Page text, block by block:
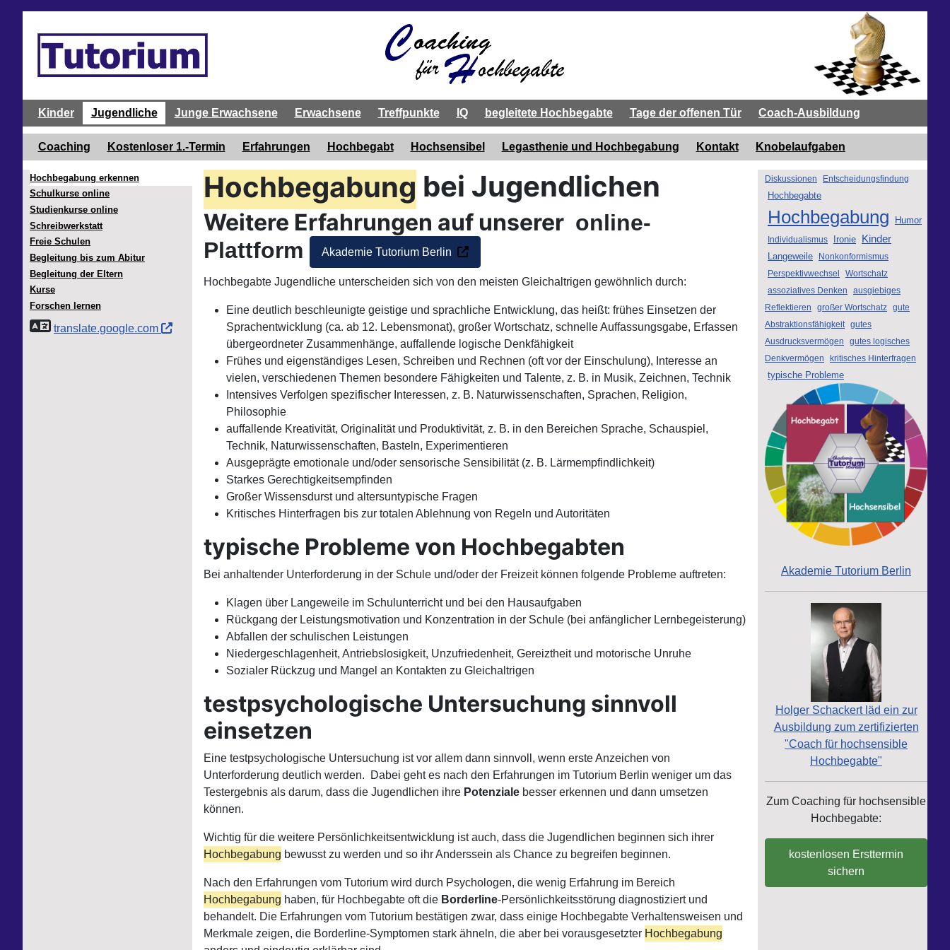
Kinder Jugendliche Junge Erwachsene Erwachsene Treffpunkte IQ begleitete Hochbegabte Tage der offenen Tür Coach-Ausbildung
Coaching Kostenloser 1.-Termin Erfahrungen Hochbegabt Hochsensibel Legasthenie und Hochbegabung Kontakt Knobelaufgaben
Hochbegabung bei Jugendlichen
Weitere Erfahrungen auf unserer online-
Plattform
Akademie Tutorium Berlin
Hochbegabte Jugendliche unterscheiden sich von den meisten Gleichaltrigen gewöhnlich durch:
Eine deutlich beschleunigte geistige und sprachliche Entwicklung, das heißt: frühes Einsetzen der
Sprachentwicklung (ca. ab 12. Lebensmonat), großer Wortschatz, schnelle Auffassungsgabe, Erfassen
übergeordneter Zusammenhänge, auffallende logische Denkfähigkeit
Frühes und eigenständiges Lesen, Schreiben und Rechnen (oft vor der Einschulung), Interesse an
vielen, verschiedenen Themen besondere Fähigkeiten und Talente, z. B. in Musik, Zeichnen, Technik
Intensives Verfolgen spezifischer Interessen, z. B. Naturwissenschaften, Sprachen, Religion,
Philosophie
auffallende Kreativität, Originalität und Produktivität, z. B. in den Bereichen Sprache, Schauspiel,
Technik, Naturwissenschaften, Basteln, Experimentieren
Ausgeprägte emotionale und/oder sensorische Sensibilität (z. B. Lärmempfindlichkeit)
Starkes Gerechtigkeitsempfinden
Großer Wissensdurst und altersuntypische Fragen
Kritisches Hinterfragen bis zur totalen Ablehnung von Regeln und Autoritäten
typische Probleme von Hochbegabten
Bei anhaltender Unterforderung in der Schule und/oder der Freizeit können folgende Probleme auftreten:
Klagen über Langeweile im Schulunterricht und bei den Hausaufgaben
Rückgang der Leistungsmotivation und Konzentration in der Schule (bei anfänglicher Lernbegeisterung)
Abfallen der schulischen Leistungen
Niedergeschlagenheit, Antriebslosigkeit, Unzufriedenheit, Gereiztheit und motorische Unruhe
Sozialer Rückzug und Mangel an Kontakten zu Gleichaltrigen
testpsychologische Untersuchung sinnvoll
einsetzen
Eine testpsychologische Untersuchung ist vor allem dann sinnvoll, wenn erste Anzeichen von
Unterforderung deutlich werden. Dabei geht es nach den Erfahrungen im Tutorium Berlin weniger um das
Testergebnis als darum, dass die Jugendlichen ihre Potenziale besser erkennen und dann umsetzen
können.
Wichtig für die weitere Persönlichkeitsentwicklung ist auch, dass die Jugendlichen beginnen sich ihrer
Hochbegabung bewusst zu werden und so ihr Anderssein als Chance zu begreifen beginnen.
Nach den Erfahrungen vom Tutorium wird durch Psychologen, die wenig Erfahrung im Bereich
Hochbegabung haben, für Hochbegabte oft die Borderline-Persönlichkeitsstörung diagnostiziert und
behandelt. Die Erfahrungen vom Tutorium bestätigen zwar, dass einige Hochbegabte Verhaltensweisen und
Merkmale zeigen, die Borderline-Symptomen stark ähneln, die aber bei vorausgesetzter Hochbegabung
Hochbegabung erkennen
Schulkurse online
Studienkurse online
Schreibwerkstatt
Freie Schulen
Begleitung bis zum Abitur
Begleitung der Eltern
Kurse
Forschen lernen
translate.google.com
Diskussionen Entscheidungsfindung
Hochbegabte
Hochbegabung Humor
Individualismus Ironie Kinder
Langeweile
Nonkonformismus
Perspektivwechsel
Wortschatz
assoziatives Denken
ausgiebiges
Reflektieren
großer Wortschatz gute
Abstraktionsfähigkeit gutes
Ausdrucksvermögen
gutes logisches
Denkvermögen
kritisches Hinterfragen
typische Probleme
Akademie Tutorium Berlin
Holger Schackert läd ein zur
Ausbildung zum zertifizierten
"Coach für hochsensible
Hochbegabte"
Zum Coaching für hochsensible
Hochbegabte:
kostenlosen Ersttermin
sichern